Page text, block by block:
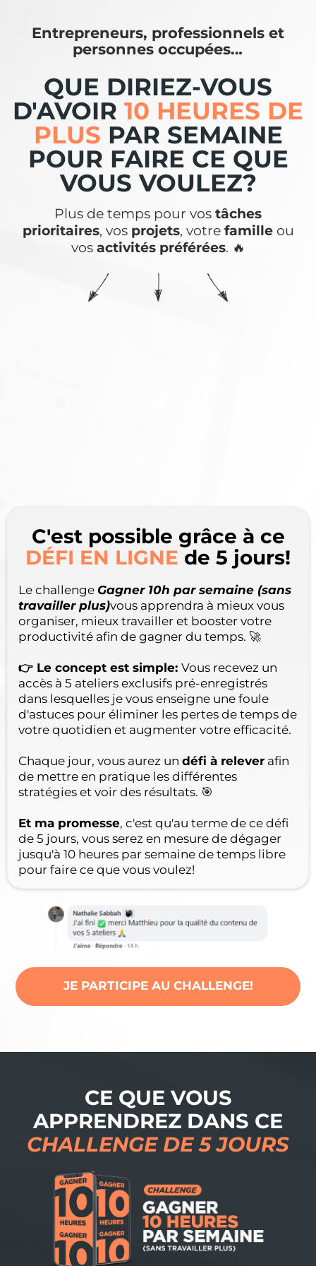
Entrepreneurs, professionnels et
personnes occupées...
QUE DIRIEZ-VOUS
D'AVOIR 10 HEURES DE
PLUS PAR SEMAINE
POUR FAIRE CE QUE
VOUS VOULEZ?
Plus de temps pour vos tâches
prioritaires, vos projets, votrefamilleou
vos activités préférées. 🔥
C'est possible grâce à ce
DÉFI EN LIGNE de 5 jours!
Le challenge Gagner 10h par semaine (sans
travailler plus)vous apprendra à mieux vous
organiser, mieux travailler et booster votre
productivité afin de gagner du temps. 🚀
👉 Le concept est simple: Vous recevez un
accès à 5 ateliers exclusifs pré-enregistrés
dans lesquelles je vous enseigne une foule
d'astuces pour éliminer les pertes de temps de
votre quotidien et augmenter votre efficacité.
Chaque jour, vous aurez un défi à relever afin
de mettre en pratique les différentes
stratégies et voir des résultats. 🎯
Et ma promesse, c'est qu'au terme de ce défi
de 5 jours, vous serez en mesure de dégager
jusqu'à 10 heures par semaine de temps libre
pour faire ce que vous voulez!
JE PARTICIPE AU CHALLENGE!
CE QUE VOUS
APPRENDREZ DANS CE
CHALLENGE DE 5 JOURS